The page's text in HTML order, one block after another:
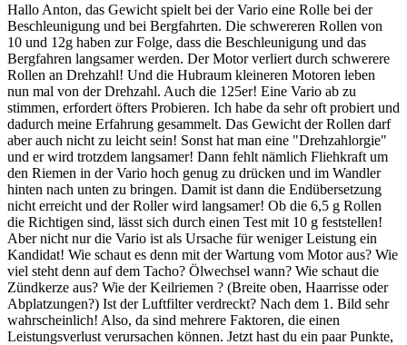
Hallo Anton, das Gewicht spielt bei der Vario eine Rolle bei der
Beschleunigung und bei Bergfahrten. Die schwereren Rollen von
10 und 12g haben zur Folge, dass die Beschleunigung und das
Bergfahren langsamer werden. Der Motor verliert durch schwerere
Rollen an Drehzahl! Und die Hubraum kleineren Motoren leben
nun mal von der Drehzahl. Auch die 125er! Eine Vario ab zu
stimmen, erfordert öfters Probieren. Ich habe da sehr oft probiert und
dadurch meine Erfahrung gesammelt. Das Gewicht der Rollen darf
aber auch nicht zu leicht sein! Sonst hat man eine "Drehzahlorgie"
und er wird trotzdem langsamer! Dann fehlt nämlich Fliehkraft um
den Riemen in der Vario hoch genug zu drücken und im Wandler
hinten nach unten zu bringen. Damit ist dann die Endübersetzung
nicht erreicht und der Roller wird langsamer! Ob die 6,5 g Rollen
die Richtigen sind, lässt sich durch einen Test mit 10 g feststellen!
Aber nicht nur die Vario ist als Ursache für weniger Leistung ein
Kandidat! Wie schaut es denn mit der Wartung vom Motor aus? Wie
viel steht denn auf dem Tacho? Ölwechsel wann? Wie schaut die
Zündkerze aus? Wie der Keilriemen ? (Breite oben, Haarrisse oder
Abplatzungen?) Ist der Luftfilter verdreckt? Nach dem 1. Bild sehr
wahrscheinlich! Also, da sind mehrere Faktoren, die einen
Leistungsverlust verursachen können. Jetzt hast du ein paar Punkte,